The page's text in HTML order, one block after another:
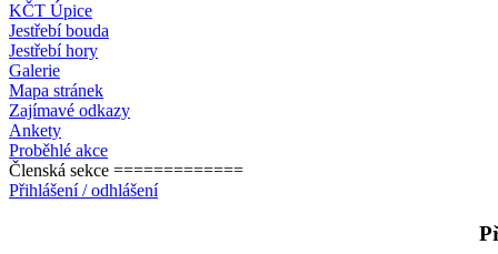
KČT Úpice
Jestřebí bouda
Jestřebí hory
Galerie
Mapa stránek
Zajímavé odkazy
Ankety
Proběhlé akce
Členská sekce =============
Přihlášení / odhlášení